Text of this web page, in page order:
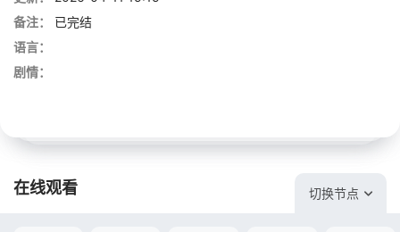
备注：
已完结
语言：
剧情：
在线观看 切换节点